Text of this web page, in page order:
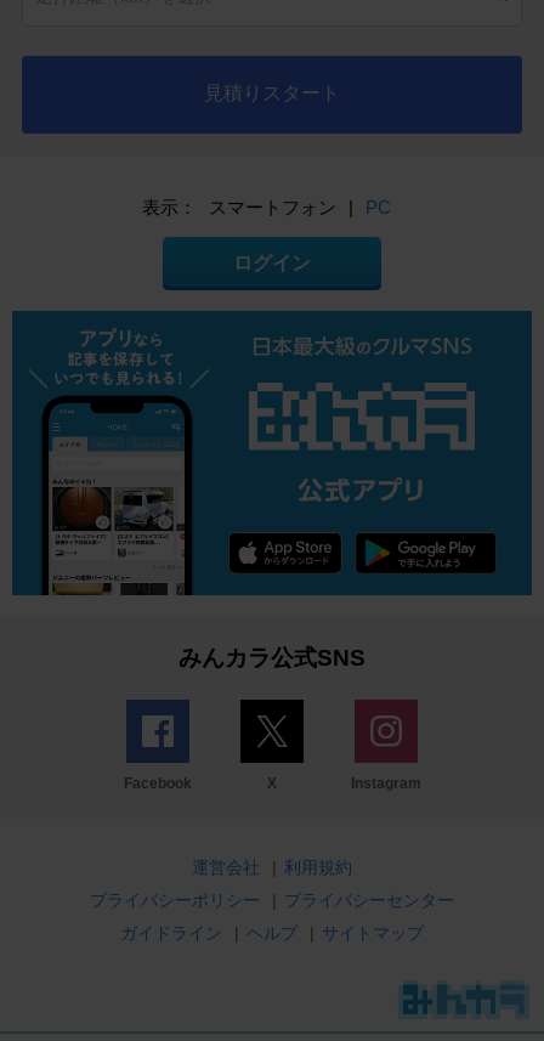
見積りスタート
表示： スマートフォン | PC
ログイン
みんカラ公式SNS
Facebook X Instagram
運営会社 | 利用規約
プライバシーポリシー
| プライバシーセンター
ガイドライン
| ヘルプ | サイトマップ